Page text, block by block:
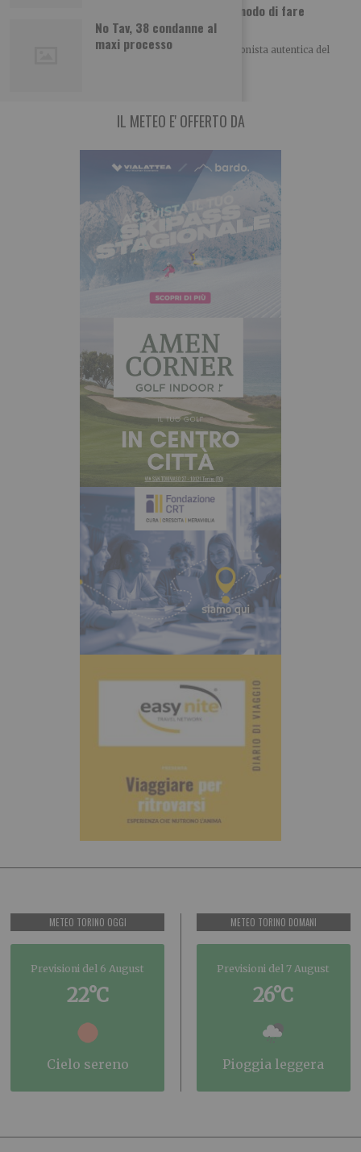
No Tav, 38 condanne al
maxi processo
Addio a Giuliana Gardini, inventò un nuovo modo di fare
Ci ha lasciati Giuliana Gardini, 83 anni, una protagonista autentica del
IL METEO E' OFFERTO DA
METEO TORINO OGGI
Previsioni del 6 August
22°C
cielo sereno
METEO TORINO DOMANI
Previsioni del 7 August
26°C
pioggia leggera